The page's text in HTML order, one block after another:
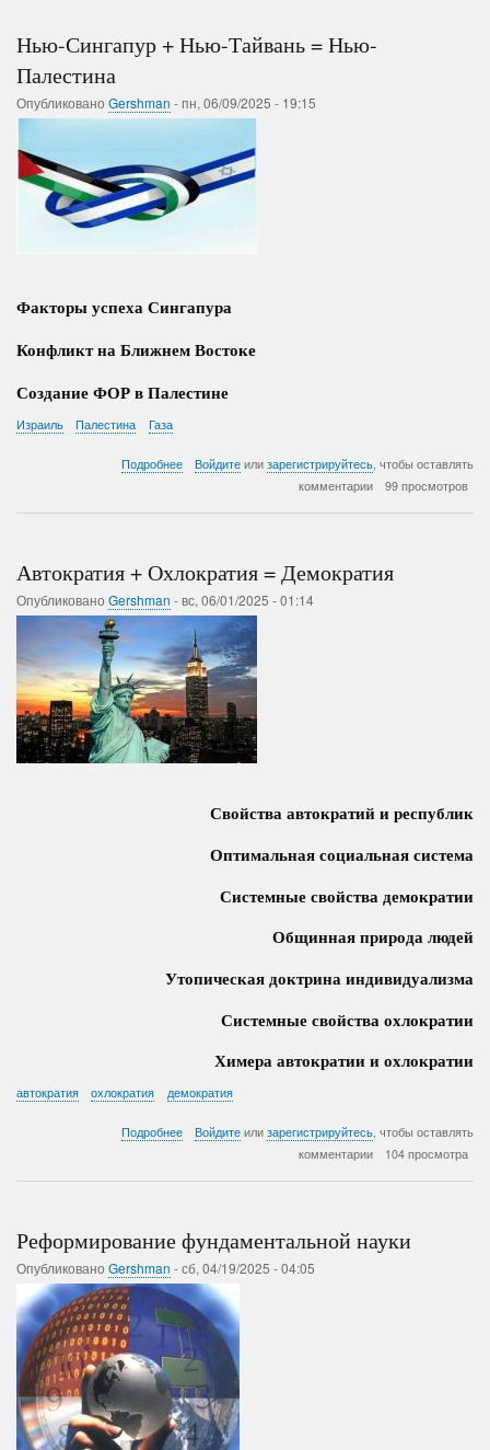
Нью-Сингапур + Нью-Тайвань = Нью-
Палестина
Опубликовано Gershman -пн, 06/09/2025 - 19:15
Факторы успеха Сингапура
Конфликт на Ближнем Востоке
Создание ФОР в Палестине
Израиль Палестина Газа
Подробнее
+
=
Палестина
Войдите или зарегистрируйтесь , чтобы оставлять
комментарии
99 просмотров
Автократия + Охлократия = Демократия
Опубликовано Gershman -вс, 06/01/2025 - 01:14
Свойства автократий и республик
Оптимальная социальная система
Системные свойства демократии
Общинная природа людей
Утопическая доктрина индивидуализма
Системные свойства охлократии
Химера автократии и охлократии
автократия охлократия демократия
Подробнее
Охлократия
Войдите или зарегистрируйтесь , чтобы оставлять
комментарии
104 просмотра
Реформирование фундаментальной науки
Опубликовано Gershman -сб, 04/19/2025 - 04:05